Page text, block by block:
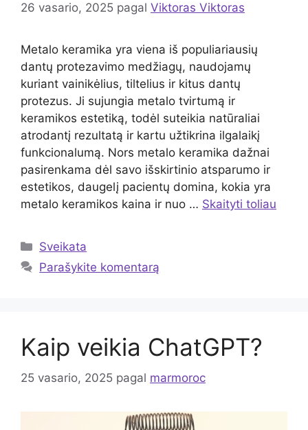
26 vasario, 2025 pagal Viktoras Viktoras
Metalo keramika yra viena iš populiariausių
dantų protezavimo medžiagų, naudojamų
kuriant vainikėlius, tiltelius ir kitus dantų
protezus. Ji sujungia metalo tvirtumą ir
keramikos estetiką, todėl suteikia natūraliai
atrodantį rezultatą ir kartu užtikrina ilgalaikį
funkcionalumą. Nors metalo keramika dažnai
pasirenkama dėl savo išskirtinio atsparumo ir
estetikos, daugelį pacientų domina, kokia yra
metalo keramikos kaina ir nuo … Skaityti toliau
Kategorijos
Sveikata
Parašykite komentarą
Kaip veikia ChatGPT?
25 vasario, 2025 pagal marmoroc